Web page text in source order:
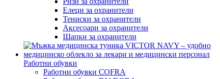
Елеци за охранители
Тениски за охранители
Аксесоари за охранители
Шапки за охранители
Работни обувки
Работни обувки COFRA